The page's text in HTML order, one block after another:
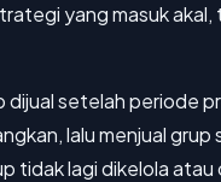
yang masuk
dijual setelah periode
lalu menjual grup
tidak lagi dikelola